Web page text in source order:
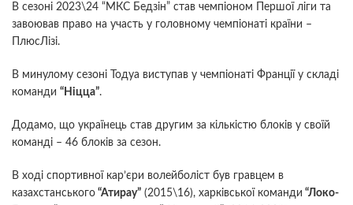
В сезоні 2023\24 “МКС Бедзін” став чемпіоном Першої ліги та
завоював право на участь у головному чемпіонаті країни –
ПлюсЛізі.
В минулому сезоні Тодуа виступав у чемпіонаті Франції у складі
команди “Ніцца”.
Додамо, що українець став другим за кількістю блоків у своїй
команді – 46 блоків за сезон.
В ході спортивної кар’єри волейболіст був гравцем в
казахстанського “Атирау” (2015\16), харківської команди “Локо-